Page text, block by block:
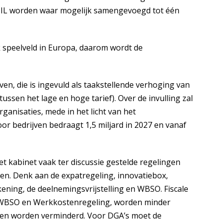
worden waar mogelijk samengevoegd tot één
in Europa, daarom wordt de
die is ingevuld als taakstellende verhoging van
het lage en hoge tarief). Over de invulling zal
mede in het licht van het
bedrijven bedraagt 1,5 miljard in 2027 en vanaf
kabinet vaak ter discussie gestelde regelingen
Denk aan de expatregeling, innovatiebox,
de deelnemingsvrijstelling en WBSO. Fiscale
en Werkkostenregeling, worden minder
worden verminderd. Voor DGA’s moet de